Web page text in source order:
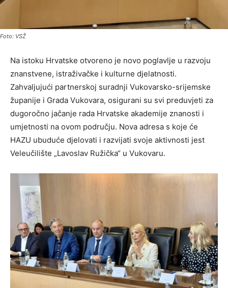
Foto: VSŽ
Na istoku Hrvatske otvoreno je novo poglavlje u razvoju
znanstvene, istraživačke i kulturne djelatnosti.
Zahvaljujući partnerskoj suradnji Vukovarsko-srijemske
županije i Grada Vukovara, osigurani su svi preduvjeti za
dugoročno jačanje rada Hrvatske akademije znanosti i
umjetnosti na ovom području. Nova adresa s koje će
HAZU ubuduće djelovati i razvijati svoje aktivnosti jest
Veleučilište „Lavoslav Ružička“ u Vukovaru.